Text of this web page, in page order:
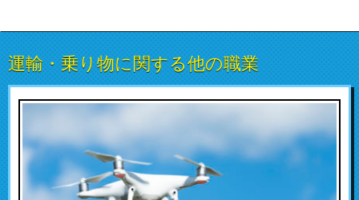
運輸・乗り物に関する他の職業